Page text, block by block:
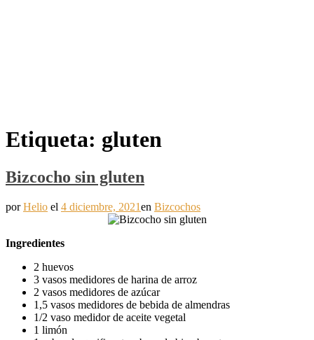
Etiqueta: gluten
Bizcocho sin gluten
porHelio el 4 diciembre, 2021en Bizcochos
Ingredientes
2 huevos
3 vasos medidores de harina de arroz
2 vasos medidores de azúcar
1,5 vasos medidores de bebida de almendras
1/2 vaso medidor de aceite vegetal
1 limón